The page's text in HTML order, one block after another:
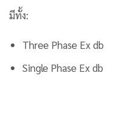
มีทั้ง:
Three Phase Ex db
Single Phase Ex db